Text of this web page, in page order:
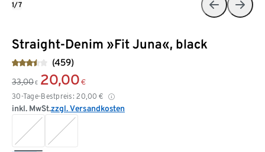
Straight-Denim »Fit Juna«, black
(459)
33,00 € 20,00 €
30-Tage-Bestpreis: 20,00 €
inkl. MwSt.zzgl. Versandkosten
1/7